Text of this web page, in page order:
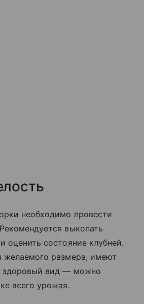
необходимо провести
выкопать
оценить состояние клубней.
желаемого размера, имеют
здоровый вид — можно
всего урожая.